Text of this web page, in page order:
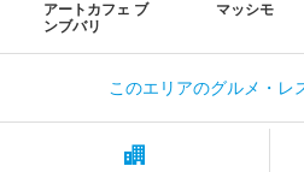
アートカフェ ブ
ンブバリ
マッシモ
このエリアのグルメ・レ